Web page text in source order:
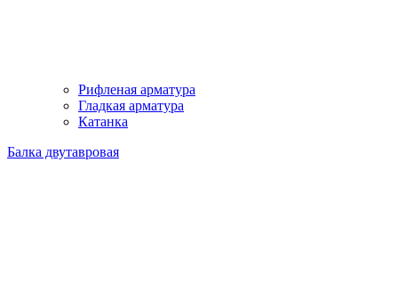
Рифленая арматура
Гладкая арматура
Катанка
Балка двутавровая